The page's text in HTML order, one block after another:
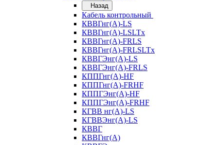
Назад
Кабель контрольный
КВВГнг(А)-LS
КВВГнг(А)-LSLTx
КВВГнг(А)-FRLS
КВВГнг(А)-FRLSLTx
КВВГЭнг(А)-LS
КВВГЭнг(А)-FRLS
КППГнг(А)-HF
КППГнг(А)-FRHF
КППГЭнг(А)-HF
КППГЭнг(А)-FRHF
КГВВ нг(А)-LS
КГВВЭнг(А)-LS
КВВГ
КВВГнг(А)